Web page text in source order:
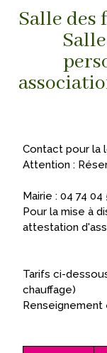
Salle des
Contact pour la
Attention :
Mairie : 04 74 04
Pour la mise à
attestation
Tarifs ci-
chauffage)
Renseignement